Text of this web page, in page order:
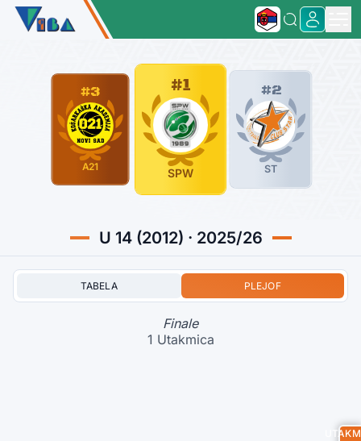
#3
A21
#1
SPW
#2
ST
U 14 (2012) · 2025/26
TABELA PLEJOF
Finale
1 Utakmica